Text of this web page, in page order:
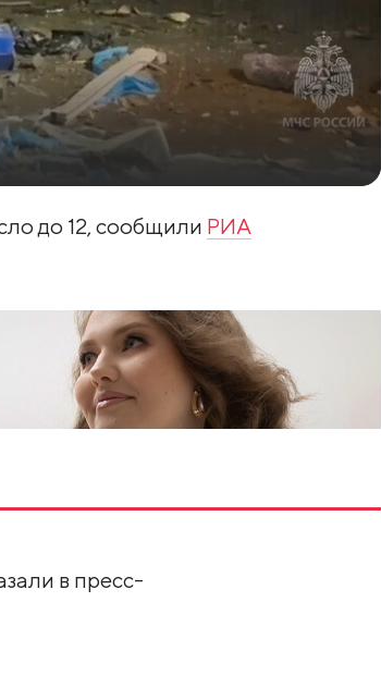
до 12, сообщили РИА
в пресс-